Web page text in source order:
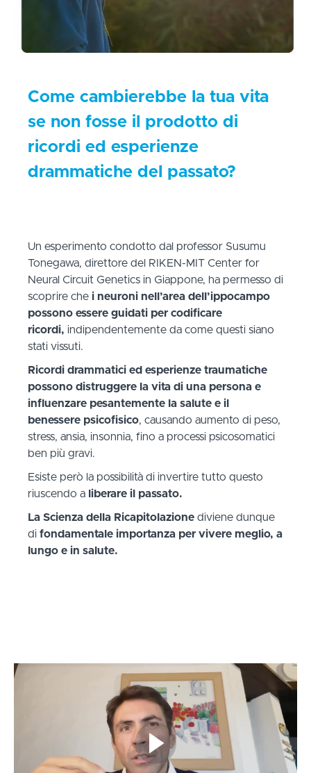
Come cambierebbe la tua vita
se non fosse il prodotto di
ricordi ed esperienze
drammatiche del passato?
Un esperimento condotto dal professor Susumu
Tonegawa, direttore del RIKEN-MIT Center for
Neural Circuit Genetics in Giappone, ha permesso di
scoprire che i neuroni nell’area dell’ippocampo
possono essere guidati per codificare
ricordi, indipendentemente da come questi siano
stati vissuti.
Ricordi drammatici ed esperienze traumatiche
possono distruggere la vita di una persona e
influenzare pesantemente la salute e il
benessere psicofisico, causando aumento di peso,
stress, ansia, insonnia, fino a processi psicosomatici
ben più gravi.
Esiste però la possibilità di invertire tutto questo
riuscendo a liberare il passato.
La Scienza della Ricapitolazione diviene dunque
di fondamentale importanza per vivere meglio, a
lungo e in salute.